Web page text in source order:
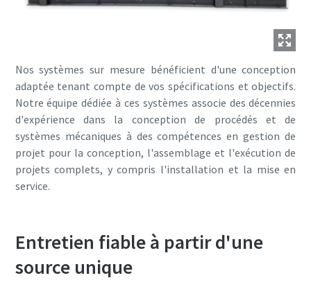
Nos systèmes sur mesure bénéficient d'une conception
adaptée tenant compte de vos spécifications et objectifs.
Notre équipe dédiée à ces systèmes associe des décennies
d'expérience dans la conception de procédés et de
systèmes mécaniques à des compétences en gestion de
projet pour la conception, l'assemblage et l'exécution de
projets complets, y compris l'installation et la mise en
service.
Entretien fiable à partir d'une
source unique